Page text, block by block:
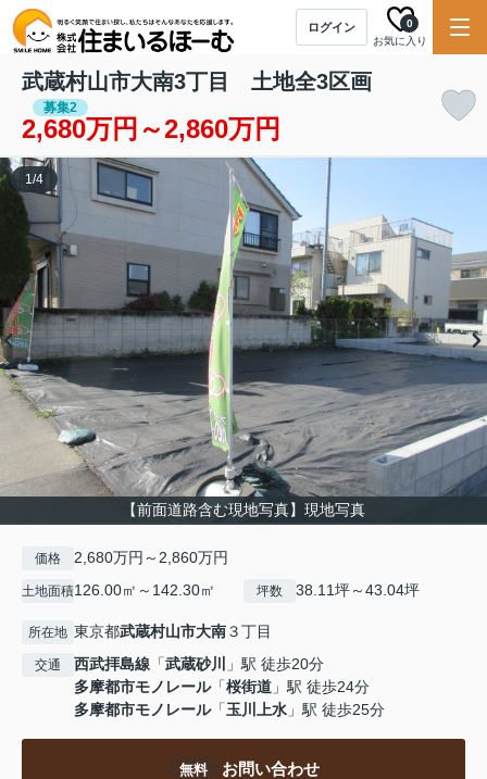
ログイン
お気に入り
0
武蔵村山市大南3丁目 土地全3区画
募集2
2,680万円～2,860万円
【前面道路含む現地写真】現地写真
1/4
価格 2,680万円～2,860万円
土地面積126.00㎡～142.30㎡ 坪数 38.11坪～43.04坪
所在地 東京都武蔵村山市大南３丁目
交通 西武拝島線 「武蔵砂川
」駅 徒歩20分
多摩都市モノレール「桜街道 」駅 徒歩24分
多摩都市モノレール「玉川上水 」駅 徒歩25分
無料 お問い合わせ